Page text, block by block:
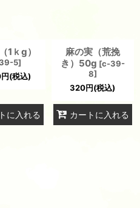
1ｋg）
5]
円(税込)
に入れる
麻の実（荒挽
き）50g [c-39-
8]
320円(税込)
カートに入れる